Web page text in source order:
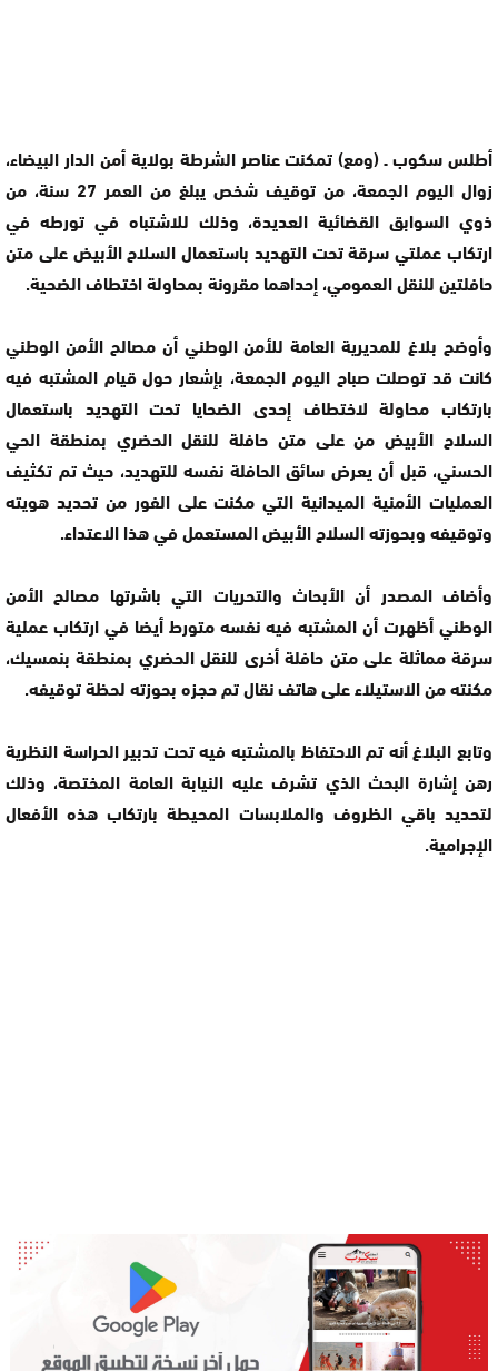
أطلس سكوب ـ (ومع) تمكنت عناصر الشرطة بولاية أمن الدار البيضاء،
زوال اليوم الجمعة، من توقيف شخص يبلغ من العمر 27 سنة، من
ذوي السوابق القضائية العديدة، وذلك للاشتباه في تورطه في
ارتكاب عملتي سرقة تحت التهديد باستعمال السلاح الأبيض على متن
حافلتين للنقل العمومي، إحداهما مقرونة بمحاولة اختطاف الضحية.
وأوضح بلاغ للمديرية العامة للأمن الوطني أن مصالح الأمن الوطني
كانت قد توصلت صباح اليوم الجمعة، بإشعار حول قيام المشتبه فيه
بارتكاب محاولة لاختطاف إحدى الضحايا تحت التهديد باستعمال
السلاح الأبيض من على متن حافلة للنقل الحضري بمنطقة الحي
الحسني، قبل أن يعرض سائق الحافلة نفسه للتهديد، حيث تم تكثيف
العمليات الأمنية الميدانية التي مكنت على الفور من تحديد هويته
وتوقيفه وبحوزته السلاح الأبيض المستعمل في هذا الاعتداء.
وأضاف المصدر أن الأبحاث والتحريات التي باشرتها مصالح الأمن
الوطني أظهرت أن المشتبه فيه نفسه متورط أيضا في ارتكاب عملية
سرقة مماثلة على متن حافلة أخرى للنقل الحضري بمنطقة بنمسيك،
مكنته من الاستيلاء على هاتف نقال تم حجزه بحوزته لحظة توقيفه.
وتابع البلاغ أنه تم الاحتفاظ بالمشتبه فيه تحت تدبير الحراسة النظرية
رهن إشارة البحث الذي تشرف عليه النيابة العامة المختصة، وذلك
لتحديد باقي الظروف والملابسات المحيطة بارتكاب هذه الأفعال
الإجرامية.